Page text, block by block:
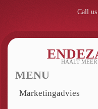
Call
HAALT MEER
MENU
SKIP TO CONTENT
Marketingadvies